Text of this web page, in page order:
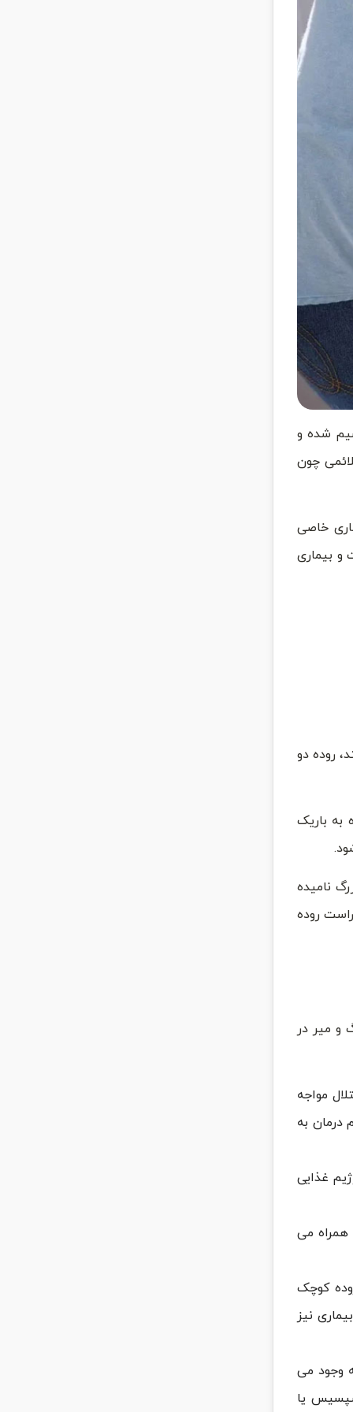
شده و
چون
خاصی
و بیماری
روده دو
روده به باریک
دلیل قطر ۶ سانتی اش روده بزرگ نامیده
روده
و میر در
مواجه
درمان به
غذایی
همراه می
کوچک
نیز
وجود می
یا